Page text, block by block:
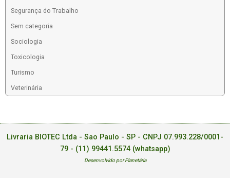
Segurança do Trabalho
Sem categoria
Sociologia
Toxicologia
Turismo
Veterinária
Livraria BIOTEC Ltda - Sao Paulo - SP - CNPJ 07.993.228/0001-
79 - (11) 99441.5574 (whatsapp)
Desenvolvido por Planetária